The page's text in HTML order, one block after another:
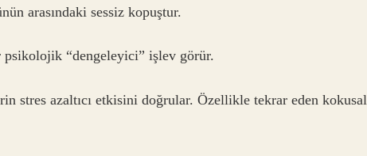
arasındaki sessiz kopuştur.
“dengeleyici” işlev görür.
stres azaltıcı etkisini doğrular. Özellikle tekrar eden kokusal